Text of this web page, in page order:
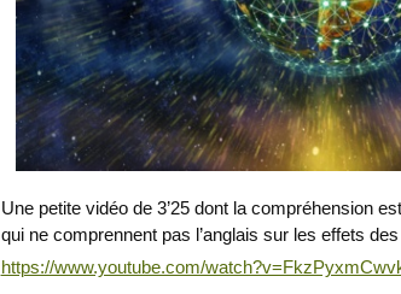
Une petite vidéo de 3’25 dont la compréhension
qui ne comprennent pas l’anglais sur les effets
https://www.youtube.com/